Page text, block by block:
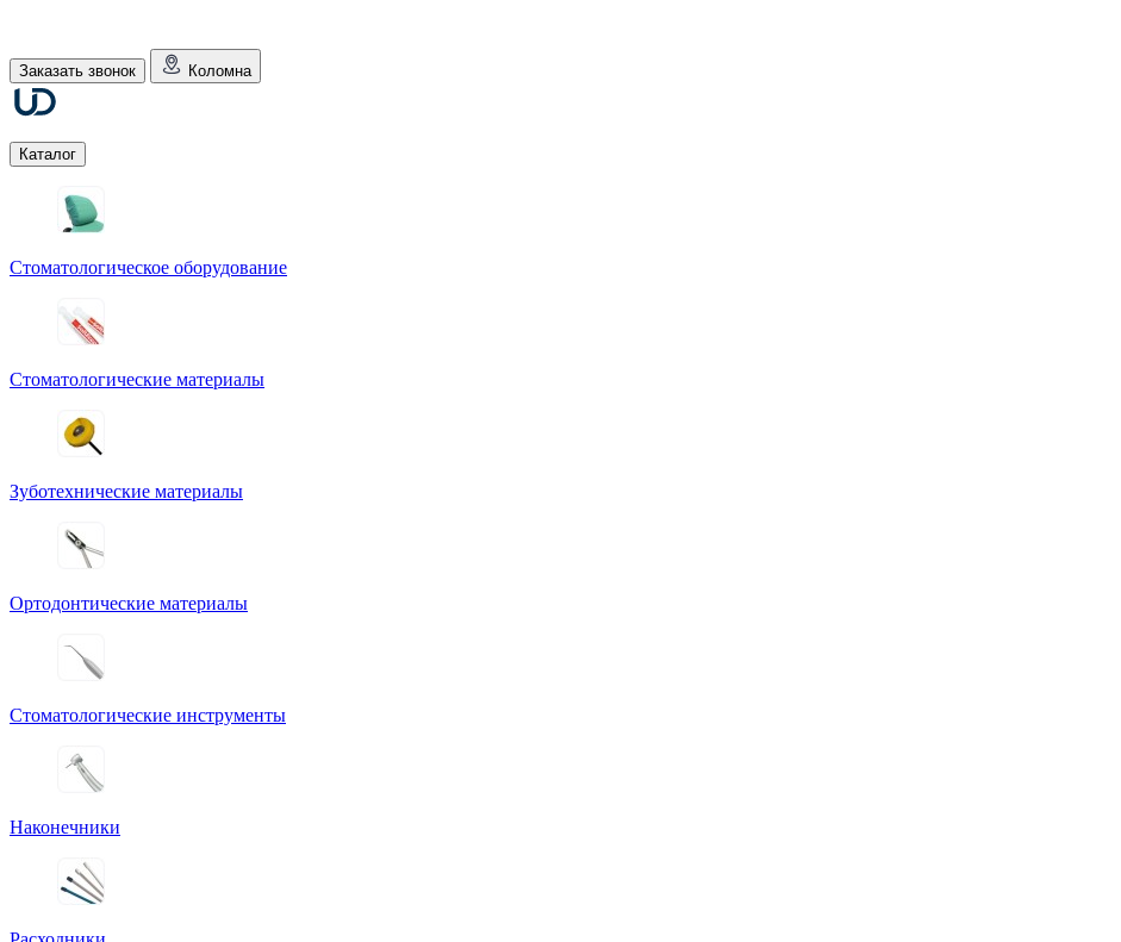
Заказать звонок Коломна
Каталог
Стоматологическое оборудование
Стоматологические материалы
Зуботехнические материалы
Ортодонтические материалы
Стоматологические инструменты
Наконечники